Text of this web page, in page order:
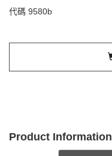
代碼 9580b
Product Information